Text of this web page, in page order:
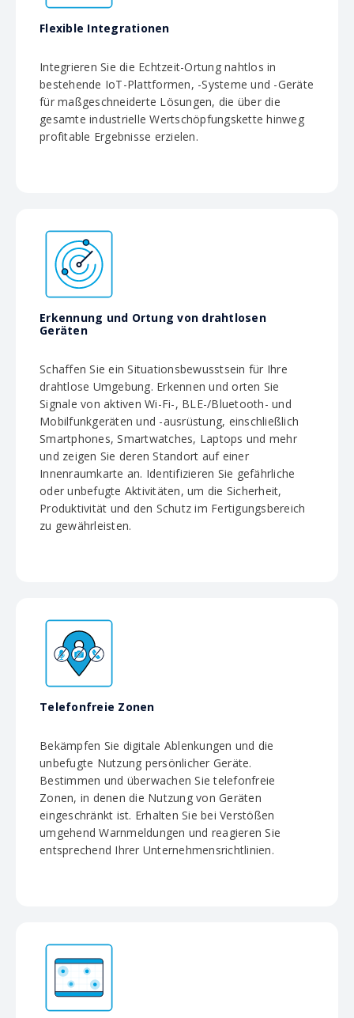
Flexible Integrationen
Integrieren Sie die Echtzeit-Ortung nahtlos in
bestehende IoT-Plattformen, -Systeme und -Geräte
für maßgeschneiderte Lösungen, die über die
gesamte industrielle Wertschöpfungskette hinweg
profitable Ergebnisse erzielen.
Erkennung und Ortung von drahtlosen
Geräten
Schaffen Sie ein Situationsbewusstsein für Ihre
drahtlose Umgebung. Erkennen und orten Sie
Signale von aktiven Wi-Fi-, BLE-/Bluetooth- und
Mobilfunkgeräten und -ausrüstung, einschließlich
Smartphones, Smartwatches, Laptops und mehr
und zeigen Sie deren Standort auf einer
Innenraumkarte an. Identifizieren Sie gefährliche
oder unbefugte Aktivitäten, um die Sicherheit,
Produktivität und den Schutz im Fertigungsbereich
zu gewährleisten.
Telefonfreie Zonen
Bekämpfen Sie digitale Ablenkungen und die
unbefugte Nutzung persönlicher Geräte.
Bestimmen und überwachen Sie telefonfreie
Zonen, in denen die Nutzung von Geräten
eingeschränkt ist. Erhalten Sie bei Verstößen
umgehend Warnmeldungen und reagieren Sie
entsprechend Ihrer Unternehmensrichtlinien.